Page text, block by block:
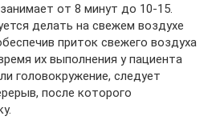
от 8 минут до 10-15.
делать на свежем воздухе
приток свежего воздуха
их выполнения у пациента
головокружение, следует
после которого